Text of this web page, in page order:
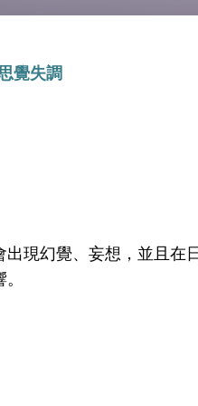
覺失調
現幻覺、妄想，並且在